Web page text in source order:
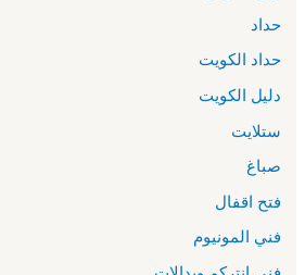
حداد
حداد الكويت
دليل الكويت
ستلايت
صباغ
فتح اقفال
فني المونيوم